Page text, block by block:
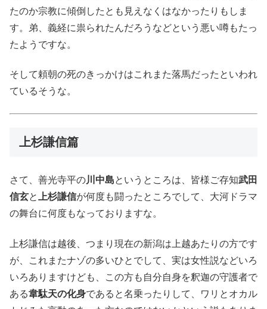
たのか宗教に傾倒したとも見えなくはなかったりもしま
す。弟、義経に祟られたんだろうなどという悪い噂もたっ
たようですな。
そして頼朝の死のきっかけはこれまた落馬だったといわれ
ているそうな。
上杉謙信篇
さて、善光寺平の川中島というところは、皆様ご存知武田
信玄と 上杉謙信が何度も闘ったところでして、大河ドラマ
の舞台に何度もなっておりますな。
上杉謙信は越後、つまり現在の新潟は上越あたりの方です
が、これまたナゾの多いひとでして、実は女性説などいろ
いろありますけども、この方も自分自身を釈迦の守護者で
ある韋駄天の化身であると名乗ったりして、ワリとオカル